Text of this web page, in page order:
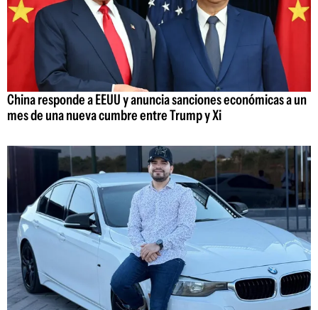
China responde a EEUU y anuncia sanciones económicas a un
mes de una nueva cumbre entre Trump y Xi